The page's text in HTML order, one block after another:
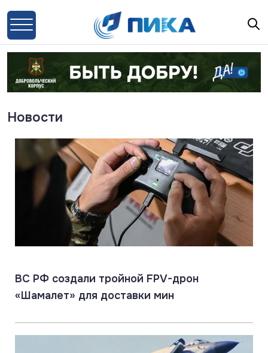
Новости
ВС РФ создали тройной FPV-дрон
«Шамалет» для доставки мин